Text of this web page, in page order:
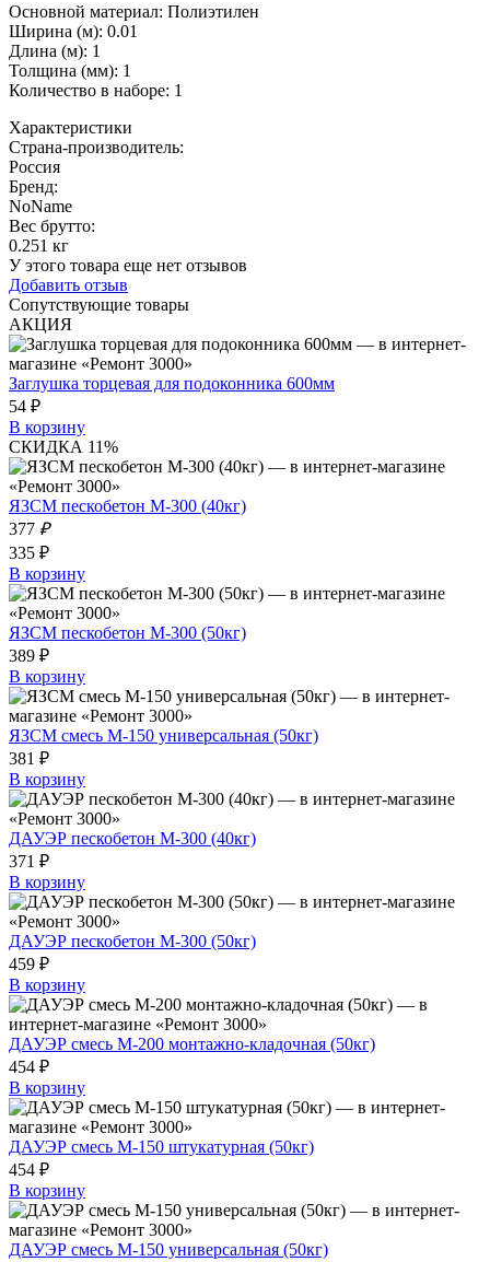
Основной материал: Полиэтилен
Ширина (м): 0.01
Длина (м): 1
Толщина (мм): 1
Количество в наборе: 1
Характеристики
Страна-производитель:
Россия
Бренд:
NoName
Вес брутто:
0.251 кг
У этого товара еще нет отзывов
Добавить отзыв
Сопутствующие товары
АКЦИЯ
Заглушка торцевая для подоконника 600мм
54 ₽
В корзину
СКИДКА 11%
ЯЗСМ пескобетон М-300 (40кг)
377 ₽
335 ₽
В корзину
ЯЗСМ пескобетон М-300 (50кг)
389 ₽
В корзину
ЯЗСМ смесь М-150 универсальная (50кг)
381 ₽
В корзину
ДАУЭР пескобетон М-300 (40кг)
371 ₽
В корзину
ДАУЭР пескобетон М-300 (50кг)
459 ₽
В корзину
ДАУЭР смесь М-200 монтажно-кладочная (50кг)
454 ₽
В корзину
ДАУЭР смесь М-150 штукатурная (50кг)
454 ₽
В корзину
ДАУЭР смесь М-150 универсальная (50кг)